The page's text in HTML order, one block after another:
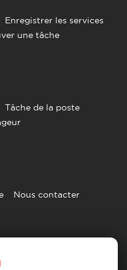
Enregistrer les services
une tâche
Tâche de la poste
Nous contacter